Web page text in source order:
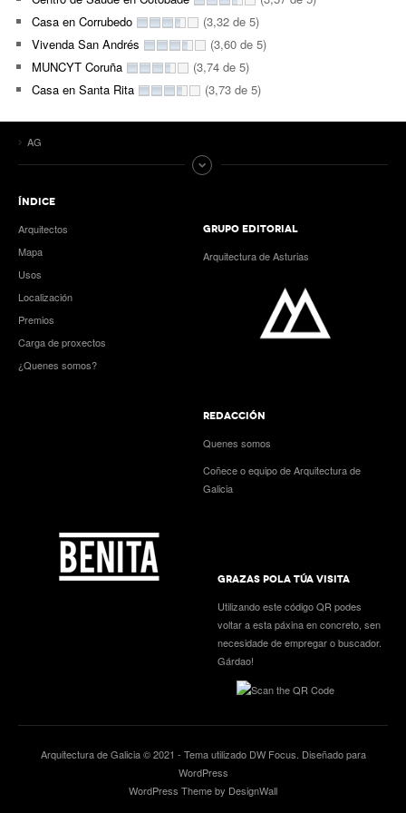
Casa en Corrubedo
(3,32 de 5)
Vivenda San Andrés
(3,60 de 5)
MUNCYT Coruña
(3,74 de 5)
Casa en Santa Rita
(3,73 de 5)
AG
ÍNDICE
Arquitectos
Mapa
Usos
Localización
Premios
Carga de proxectos
¿Quenes somos?
GRUPO EDITORIAL
Arquitectura de Asturias
REDACCIÓN
Quenes somos
Coñece o equipo de Arquitectura de
Galicia
GRAZAS POLA TÚA VISITA
Utilizando este código QR podes
voltar a esta páxina en concreto, sen
necesidade de empregar o buscador.
Gárdao!
Arquitectura de Galicia © 2021 - Tema utilizado DW Focus . Diseñado para
WordPress
WordPress Theme by DesignWall